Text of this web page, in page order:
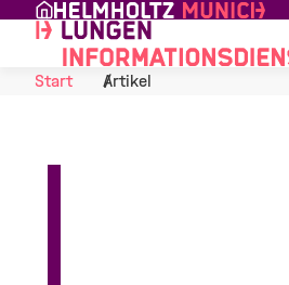
Skip to Content
Start
Artikel